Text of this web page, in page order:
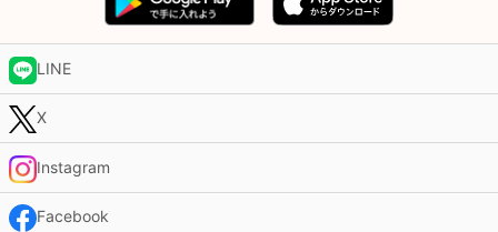
LINE
X
Instagram
Facebook